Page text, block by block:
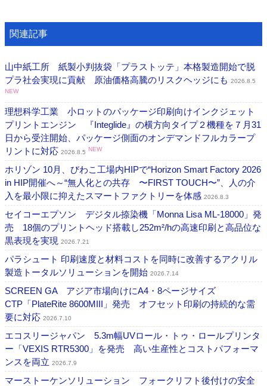
関連記事
山中紙工所 紙製小判抜袋「プラストッテ」本格製造開始で脱
プラ社会実現に貢献 原油価格高騰のリスクヘッジにも 2026.8.5
NEW
理想科学工業 小ロットのパッケージ印刷向けインクジェット
プリントエンジン 『Integlide』の横方向タイプ２機種を７月31
日から受注開始、パッケージ側面のオンデマンドフルカラープ
リントに対応 2026.8.5 NEW
ホリゾン 10月、びわこ工場内HIPで“Horizon Smart Factory 2026
in HIP開催へ～“無人化との共存 〜FIRST TOUCH〜”、人の介
入を最小限に抑えたスマートファクトリーを体感 2026.8.3
セイコーエプソン デジタル捺染機「Monna Lisa ML-18000」発
売 18個のプリントヘッド搭載し252m²/hの高速印刷と高品位な
黒表現を実現 2026.7.21
パラシュート 印刷速度と材料コストを同時に改善するアクリル
製造トータルソリューションを開始 2026.7.14
SCREEN GA アジア市場向けにA4・8ページサイズ
CTP「PlateRite 8600MIII」発売 オフセット印刷の持続的な需
要に対応 2026.7.10
エコスリージャパン 5.3m幅UVロール・トゥ・ロールプリンタ
ー「VEXIS RTR5300」を発売 高い生産性とコストパフォーマ
ンスを両立 2026.7.9
マーストーケンソリューション フォークリフト後付けの安全